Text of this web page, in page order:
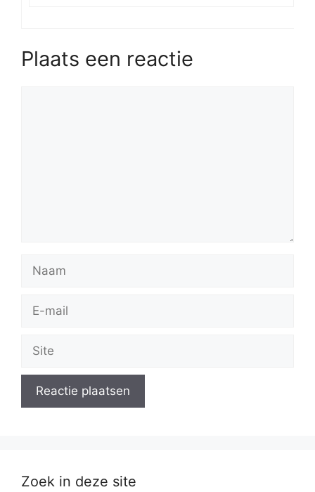
Plaats een reactie
mail
Zoek in deze site